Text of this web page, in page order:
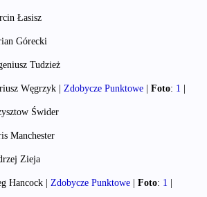
Łasisz
Górecki
Tudzież
Węgrzyk | Zdobycze Punktowe | Foto: 1 |
Świder
Manchester
Zieja
Hancock | Zdobycze Punktowe | Foto: 1 |